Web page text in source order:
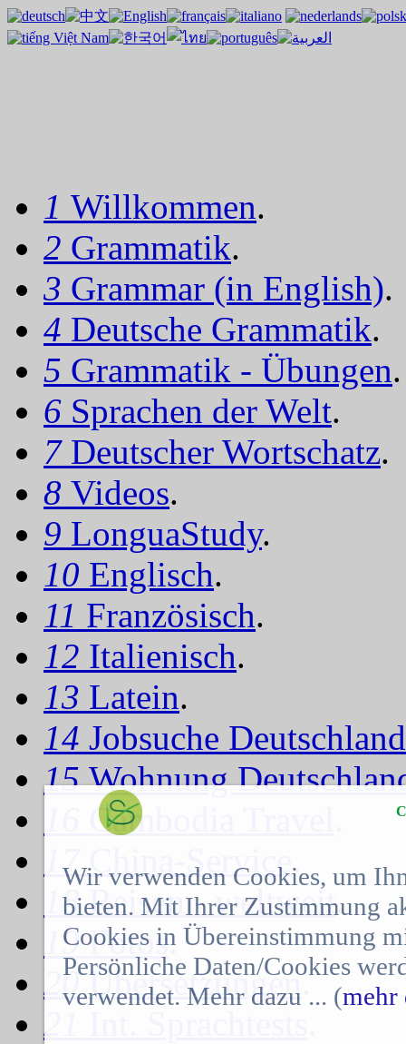
1 Willkommen.
2 Grammatik.
3 Grammar (in English).
4 Deutsche Grammatik.
5 Grammatik - Übungen.
6 Sprachen der Welt.
7 Deutscher Wortschatz.
8 Videos.
9 LonguaStudy.
10 Englisch.
11 Französisch.
12 Italienisch.
13 Latein.
14 Jobsuche Deutschland
15Wohnung
Cambodia Travel
17China-Service .
18Reisen - weltweit.
19Fotos.
20Übersetzungen.
21
Wir verwenden Cookies, um
bieten. Mit Ihrer Zustimmung
Cookies in Übereinstimmung
Persönliche Daten/Cookies
verwendet. Mehr dazu ... (mehr